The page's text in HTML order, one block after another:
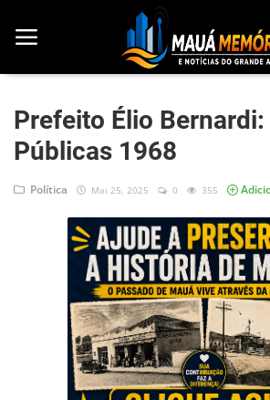
Início
Dorama
Prefeito Élio Bernardi:
Públicas 1968
Política Mai 25, 2025 0 355